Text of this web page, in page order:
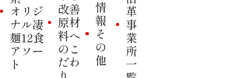
オリジ
ナル凄
麺12食
アソー
ト
改善
原材
料へ
のこ
だわ
り
情
報
そ
の
他
革
事
業
所
一